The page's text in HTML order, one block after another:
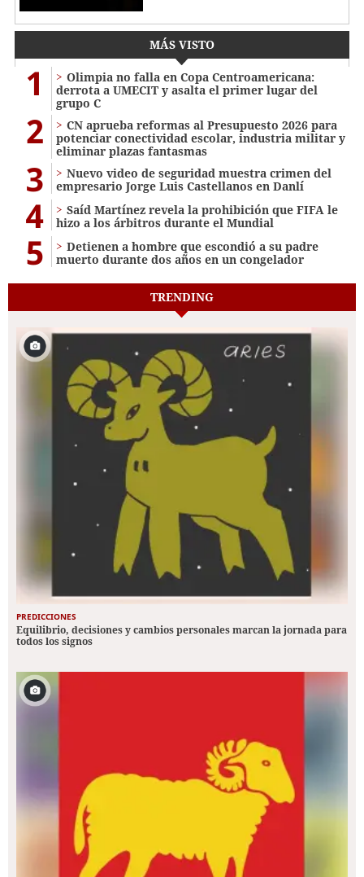
MÁS VISTO
1
Olimpia no falla en Copa Centroamericana:
derrota a UMECIT y asalta el primer lugar del
grupo C
2
CN aprueba reformas al Presupuesto 2026 para
potenciar conectividad escolar, industria militar y
eliminar plazas fantasmas
3
Nuevo video de seguridad muestra crimen del
empresario Jorge Luis Castellanos en Danlí
4
Saíd Martínez revela la prohibición que FIFA le
hizo a los árbitros durante el Mundial
5
Detienen a hombre que escondió a su padre
muerto durante dos años en un congelador
TRENDING
PREDICCIONES
Equilibrio, decisiones y cambios personales marcan la jornada para
todos los signos